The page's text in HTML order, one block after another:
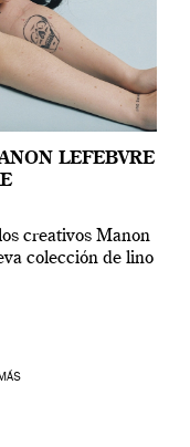
LEFEBVRE
creativos Manon
colección de lino